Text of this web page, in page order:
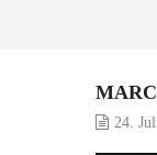
24.